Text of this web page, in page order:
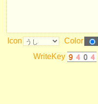
Icon
Color
WriteKey